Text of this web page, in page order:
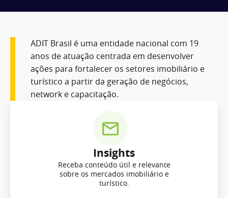
ADIT Brasil é uma entidade nacional com 19
anos de atuação centrada em desenvolver
ações para fortalecer os setores imobiliário e
turístico a partir da geração de negócios,
network e capacitação.
Insights
Receba conteúdo útil e relevante
sobre os mercados imobiliário e
turístico.